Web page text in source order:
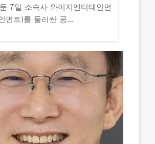
7일 소속사 와이지엔터테인먼
먼트)를 둘러싼 공...